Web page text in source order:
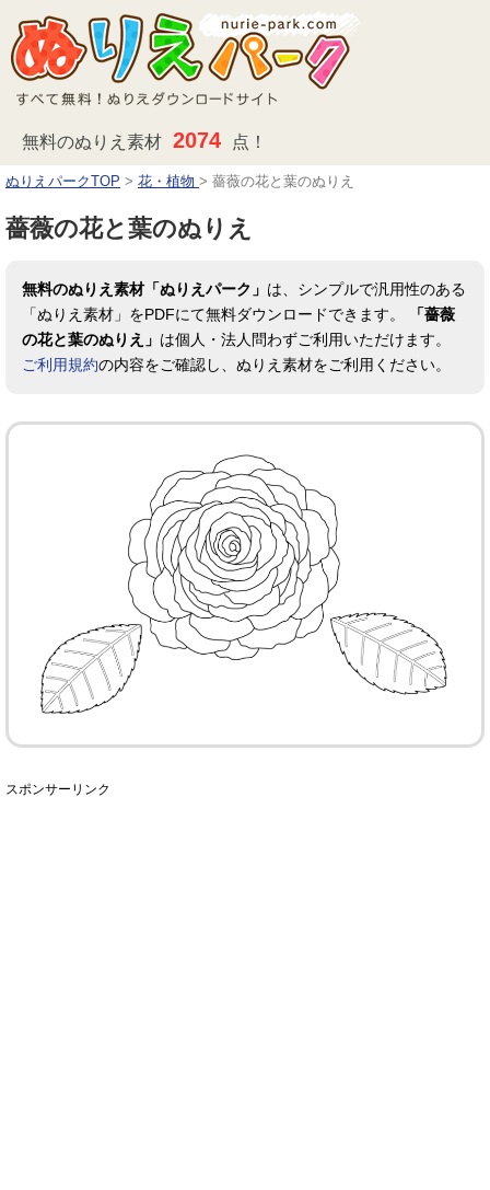
無料のぬりえ素材 2074 点！
ぬりえパークTOP > 花・植物 > 薔薇の花と葉のぬりえ
薔薇の花と葉のぬりえ
無料のぬりえ素材「ぬりえパーク」 は、シンプルで汎用性のある
「ぬりえ素材」をPDFにて無料ダウンロードできます。
「薔薇
の花と葉のぬりえ」 は個人・法人問わずご利用いただけます。
ご利用規約の内容をご確認し、ぬりえ素材をご利用ください。
スポンサーリンク